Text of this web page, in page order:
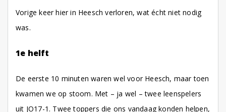
Vorige keer hier in Heesch verloren, wat écht niet nodig
was.
1e helft
De eerste 10 minuten waren wel voor Heesch, maar toen
kwamen we op stoom. Met – ja wel – twee leenspelers
uit JO17-1. Twee toppers die ons vandaag konden helpen,